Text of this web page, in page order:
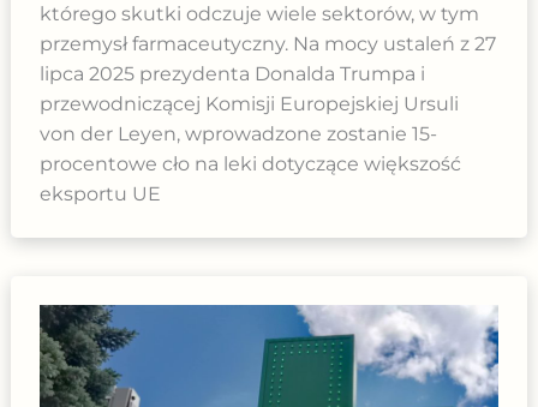
którego skutki odczuje wiele sektorów, w tym
przemysł farmaceutyczny. Na mocy ustaleń z 27
lipca 2025 prezydenta Donalda Trumpa i
przewodniczącej Komisji Europejskiej Ursuli
von der Leyen, wprowadzone zostanie 15-
procentowe cło na leki dotyczące większość
eksportu UE